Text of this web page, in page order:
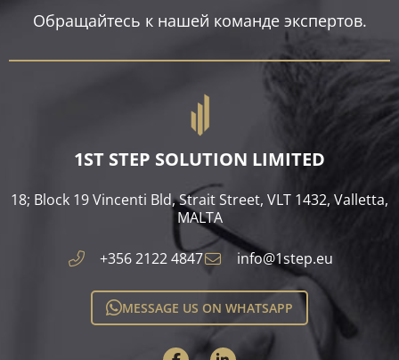
Обращайтесь к нашей команде экспертов.
1ST STEP SOLUTION LIMITED
18; Block 19 Vincenti Bld, Strait Street, VLT 1432, Valletta,
MALTA​
+356 2122 4847 info@1step.eu
MESSAGE US ON WHATSAPP